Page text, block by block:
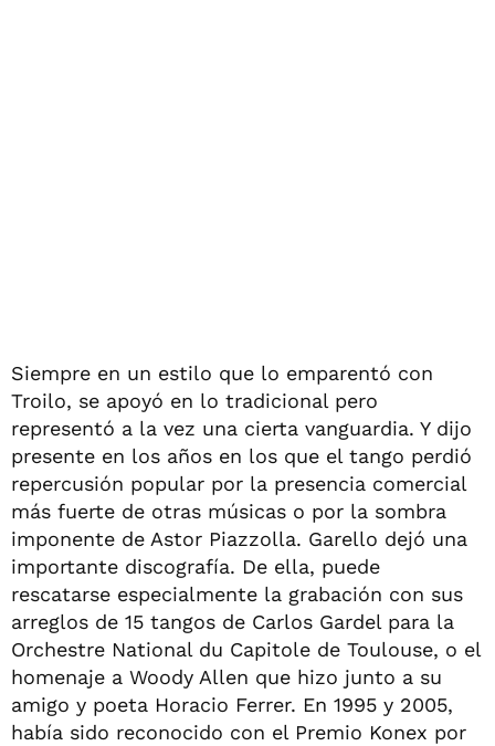
Siempre en un estilo que lo emparentó con
Troilo, se apoyó en lo tradicional pero
representó a la vez una cierta vanguardia. Y dijo
presente en los años en los que el tango perdió
repercusión popular por la presencia comercial
más fuerte de otras músicas o por la sombra
imponente de Astor Piazzolla. Garello dejó una
importante discografía. De ella, puede
rescatarse especialmente la grabación con sus
arreglos de 15 tangos de Carlos Gardel para la
Orchestre National du Capitole de Toulouse, o el
homenaje a Woody Allen que hizo junto a su
amigo y poeta Horacio Ferrer. En 1995 y 2005,
había sido reconocido con el Premio Konex por